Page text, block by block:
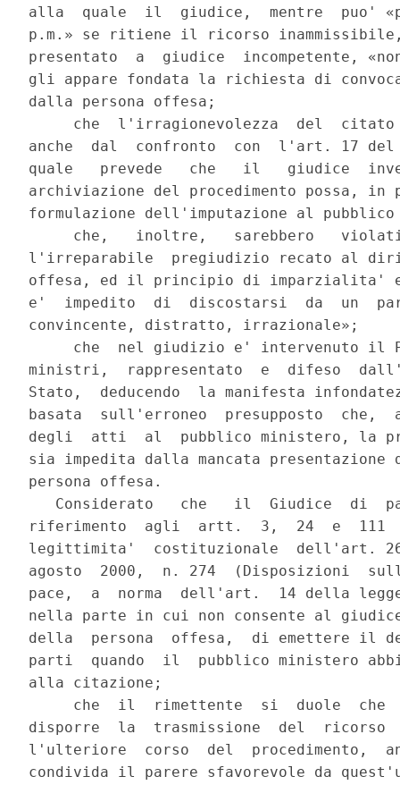
alla  quale  il  giudice,  mentre  puo'
p.m.» se ritiene il ricorso inammissibile,
presentato  a  giudice  incompetente,
gli appare fondata la richiesta di
dalla persona offesa;
che  l'irragionevolezza  del
anche  dal  confronto  con  l'art. 17
quale   prevede   che   il   giudice
archiviazione del procedimento possa, in
formulazione dell'imputazione al
che,   inoltre,   sarebbero
l'irreparabile  pregiudizio recato al
offesa, ed il principio di imparzialita'
e'  impedito  di  discostarsi  da  un
convincente, distratto, irrazionale»;
che  nel giudizio e' intervenuto il
ministri,  rappresentato  e  difeso
Stato,  deducendo  la manifesta
basata  sull'erroneo  presupposto  che,
degli  atti  al  pubblico ministero, la
sia impedita dalla mancata
persona offesa.
Considerato   che   il  Giudice  di
riferimento  agli  artt.  3,  24  e  111
legittimita'  costituzionale  dell'art.
agosto  2000,  n. 274  (Disposizioni
pace,  a  norma  dell'art.  14 della legge
nella parte in cui non consente al
della  persona  offesa,  di emettere il
parti  quando  il  pubblico ministero
alla citazione;
che  il  rimettente  si  duole  che
disporre  la  trasmissione  del  ricorso
l'ulteriore  corso  del  procedimento,
condivida il parere sfavorevole da